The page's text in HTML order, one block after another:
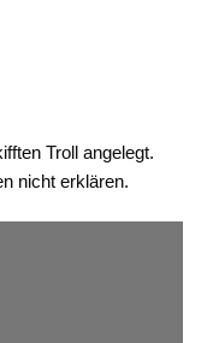
Troll angelegt.
nicht erklären.